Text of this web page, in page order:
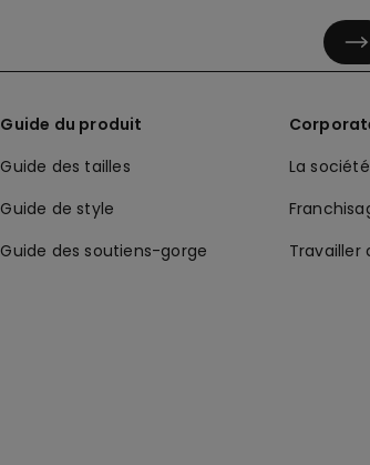
Guide du produit
Guide des tailles
Guide de style
Guide des soutiens-gorge
La société
Travailler